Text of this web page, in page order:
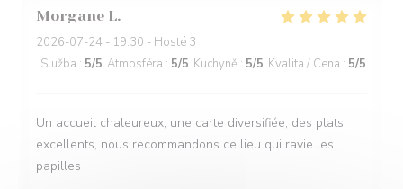
Morgane L
2026-07-24 - 19:30 - Hosté 3
Služba : 5/5 Atmosféra : 5/5 Kuchyně : 5/5 Kvalita / Cena : 5/5
Un accueil chaleureux, une carte diversifiée, des plats
excellents, nous recommandons ce lieu qui ravie les
papilles